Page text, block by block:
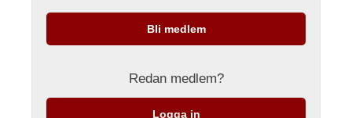
Bli medlem
Redan medlem?
Logga in